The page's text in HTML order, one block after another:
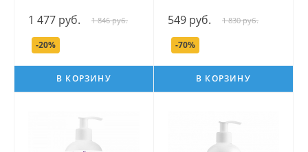
1 477 руб. 1 846 руб.
-20%
В КОРЗИНУ
549 руб. 1 830 руб.
-70%
В КОРЗИНУ